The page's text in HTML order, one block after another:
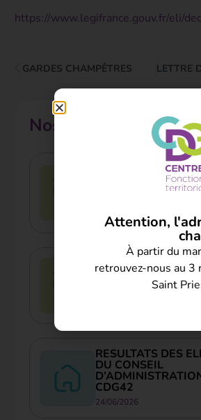
https://www.legifrance.gouv.fr/eli/
GARDES CHAMPÊTRES
Nos autres actualités
Chaleur intense,
travail des agents
précautions prévues
09/07/2026
Autorisations
RESULTATS DES
DU CONSEIL
CDG42
24/06/2026
Attention,
À partir du
retrouvez-nous au
Saint